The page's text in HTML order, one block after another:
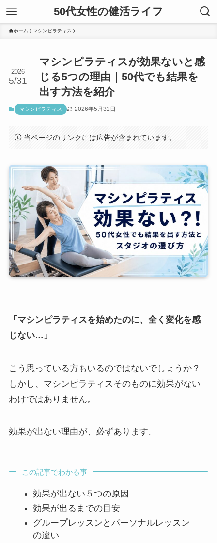
50代女性の健活ライフ
ホーム マシンピラティス
マシンピラティスが効果ないと感
じる5つの理由｜50代でも結果を
出す方法を紹介
2026
5/31
マシンピラティス 2026年5月31日
当ページのリンクには広告が含まれています。
「マシンピラティスを始めたのに、全く変化を感
じない…」
こう思っている方もいるのではないでしょうか？
しかし、マシンピラティスそのものに効果がない
わけではありません。
効果が出ない理由が、必ずあります。
この記事でわかる事
効果が出ない５つの原因
効果が出るまでの目安
グループレッスンとパーソナルレッスン
の違い